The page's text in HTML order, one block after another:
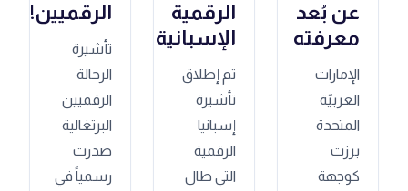
عن بُعد
معرفته
الإمارات
العربيّة
المتحدة
برزت
كوجهة
الرقمية
الإسبانية
تم إطلاق
تأشيرة
إسبانيا
الرقمية
التي طال
الرقميين!
تأشيرة
الرحالة
الرقميين
البرتغالية
صدرت
رسمياً في